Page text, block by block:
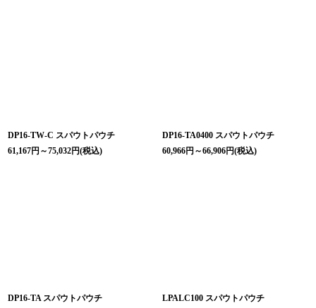
DP16-TW-C スパウトパウチ
61,167円 ～75,032円(税込)
DP16-TA0400 スパウトパウチ
60,966円 ～66,906円(税込)
DP16-TA スパウトパウチ
LPALC100 スパウトパウチ